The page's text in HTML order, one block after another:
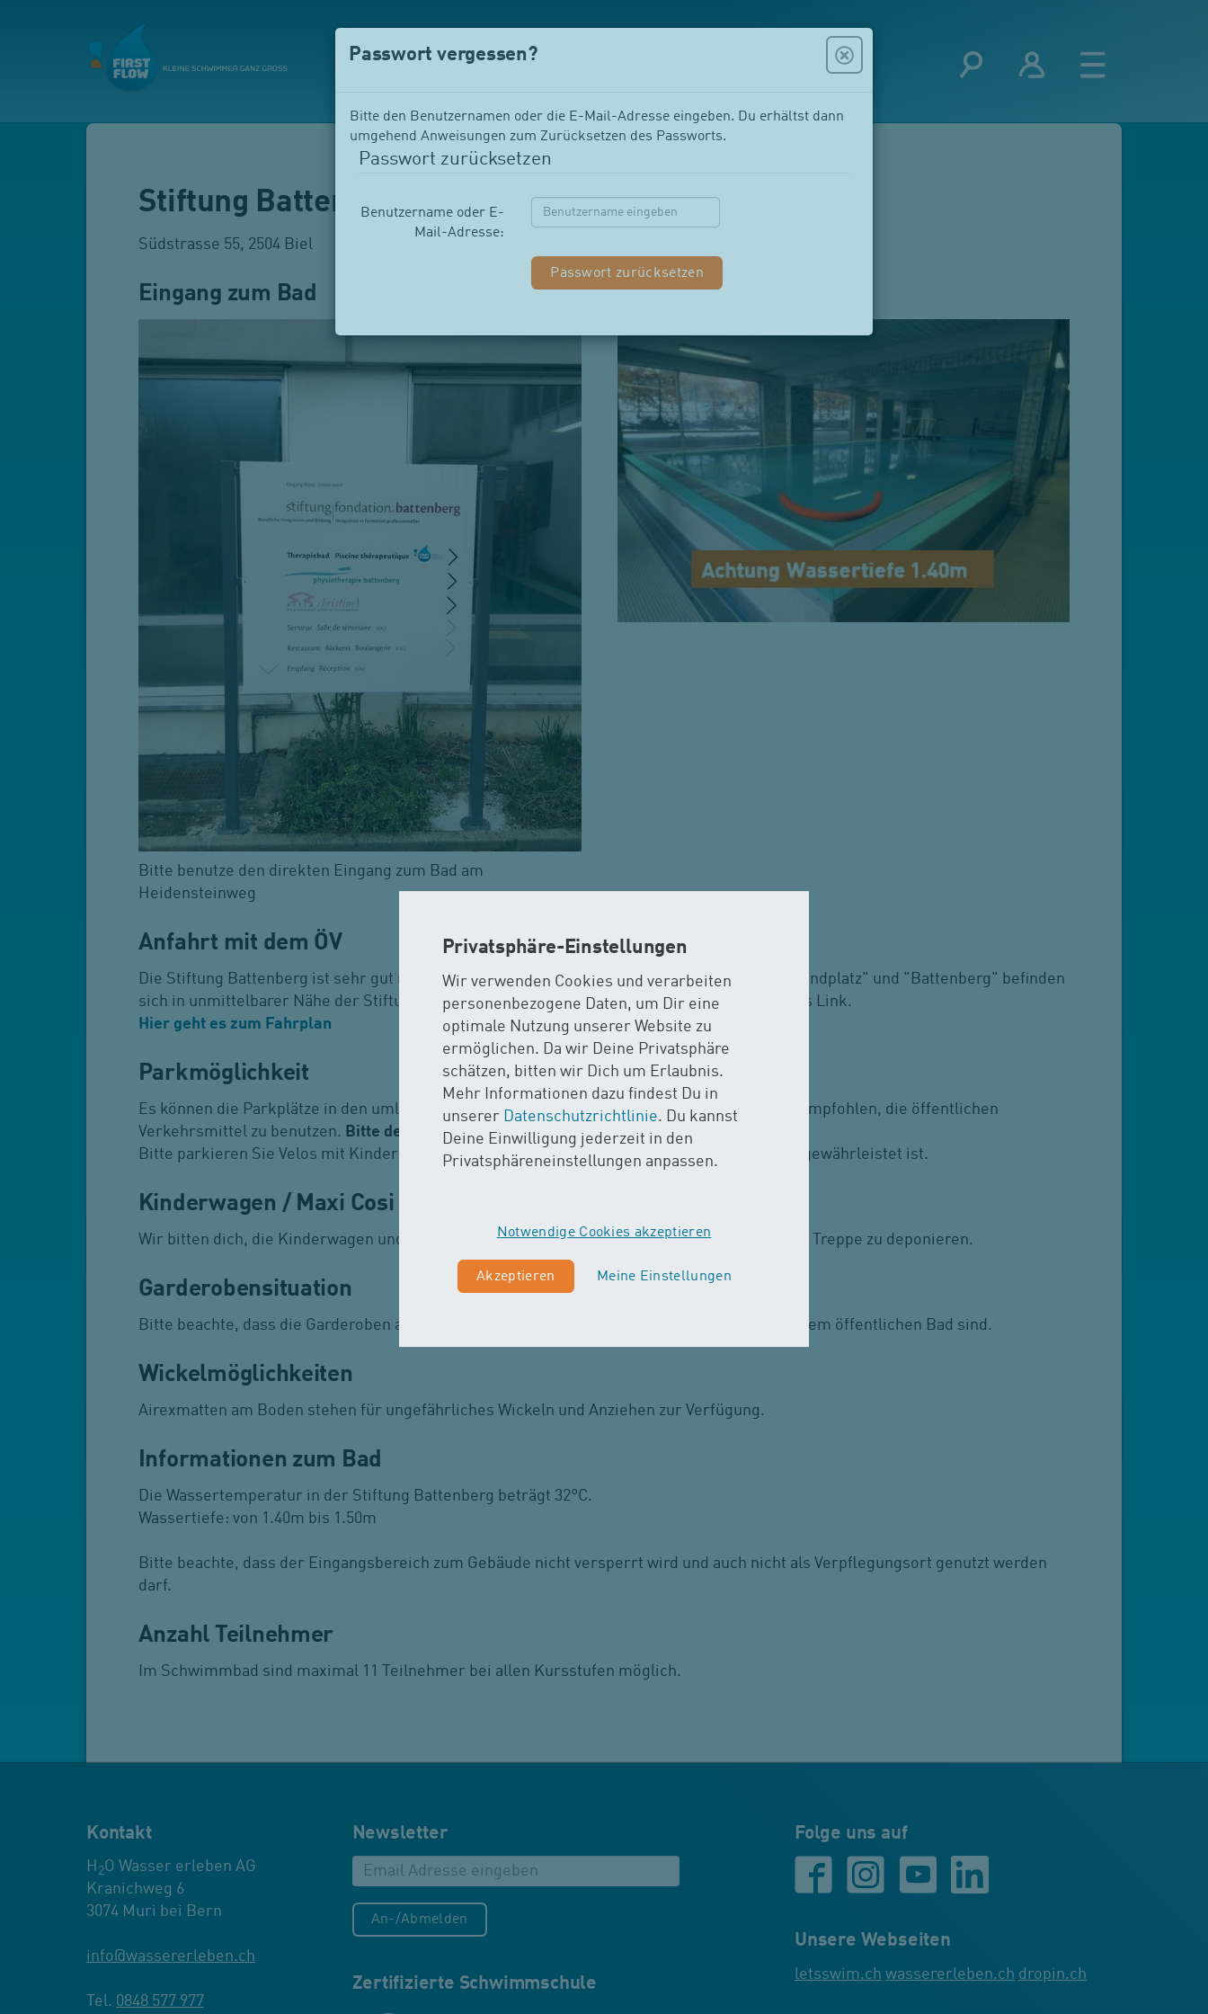
Privatsphäre-Einstellungen
Wir verwenden Cookies und verarbeiten
personenbezogene Daten, um Dir eine
optimale Nutzung unserer Website zu
ermöglichen. Da wir Deine Privatsphäre
schätzen, bitten wir Dich um Erlaubnis.
Mehr Informationen dazu findest Du in
unserer Datenschutzrichtlinie. Du kannst
Deine Einwilligung jederzeit in den
Privatsphäreneinstellungen anpassen.
Notwendige Cookies akzeptieren
Akzeptieren Meine Einstellungen
Passwort vergessen?
Bitte den Benutzernamen oder die E-Mail-Adresse eingeben. Du erhältst dann
umgehend Anweisungen zum Zurücksetzen des Passworts.
Passwort zurücksetzen
Benutzername oder E-
Mail-Adresse:
Stiftung Battenberg
Südstrasse 55, 2504 Biel
Eingang zum Bad
Bitte benutze den direkten Eingang zum Bad am
Heidensteinweg
Therapiebad
Anfahrt mit dem ÖV
Die Stiftung Battenberg ist sehr gut mit dem ÖV erreichbar. Die beiden Bushaltestellen "Orpundplatz" und "Battenberg" befinden
sich in unmittelbarer Nähe der Stiftung. Weitere Infos zur Anreise findest du untenstehend als Link.
Hier geht es zum Fahrplan
Parkmöglichkeit
Es können die Parkplätze in den umliegenden blauen Zonen genutzt werden. Es wird jedoch empfohlen, die öffentlichen
Verkehrsmittel zu benutzen. Bitte den Behindertenparkplatz NICHT benutzen!
Bitte parkieren Sie Velos mit Kinderanhänger so, dass die Autozufahrt zur Stiftung jederzeit gewährleistet ist.
Kinderwagen / Maxi Cosi
Wir bitten dich, die Kinderwagen und Maxi Cosi im Gang vor der Garderobe und unterhalb der Treppe zu deponieren.
Garderobensituation
Bitte beachte, dass die Garderoben an unseren Kursorten mehrheitlich kleiner als jene in einem öffentlichen Bad sind.
Wickelmöglichkeiten
Airexmatten am Boden stehen für ungefährliches Wickeln und Anziehen zur Verfügung.
Informationen zum Bad
Die Wassertemperatur in der Stiftung Battenberg beträgt 32°C.
Wassertiefe: von 1.40m bis 1.50m
Bitte beachte, dass der Eingangsbereich zum Gebäude nicht versperrt wird und auch nicht als Verpflegungsort genutzt werden
darf.
Anzahl Teilnehmer
Im Schwimmbad sind maximal 11 Teilnehmer bei allen Kursstufen möglich.
Kontakt
H 2O Wasser erleben AG
Kranichweg 6
3074 Muri bei Bern
info@wassererleben.ch
Tel. 0848 577 977
Newsletter
An-/Abmelden
Zertifizierte Schwimmschule
Folge uns auf
Unsere Webseiten
letsswim.ch wassererleben.ch dropin.ch